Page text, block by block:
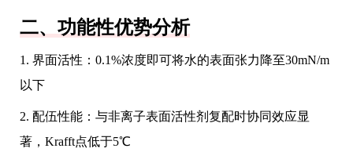
二、功能性优势分析
1. 界面活性：0.1%浓度即可将水的表面张力降至30mN/m
以下
2. 配伍性能：与非离子表面活性剂复配时协同效应显
著，Krafft点低于5℃